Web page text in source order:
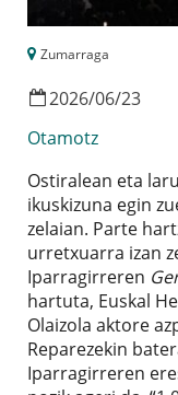
Zumarraga
2026/06/23
Otamotz
Ostiralean eta
ikuskizuna egin
zelaian. Parte
urretxuarra izan
Iparragirreren
hartuta, Euskal
Olaizola aktore
Reparezekin
Iparragirreren